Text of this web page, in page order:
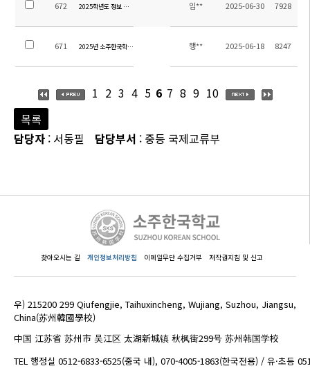
672 2025학년도 정보 시간강사 초빙 공고 임** 2025-06-30 7928
671 2025년 소주한국학교 고등학생 통학용 차량 구매를 위한 입찰 공고
행** 2025-06-18 8247
1 2 3 4 5 6 7 8 9 10
목록
담당자 : 서동필 담당부서 : 중등 국제교류부
찾아오시는 길 개인정보처리방침 이메일무단 수집거부 저작권지침 및 신고
우) 215200 299 Qiufengjie, Taihuxincheng, Wujiang, Suzhou, Jiangsu,
China(苏州韓國學校)
中国 江苏省 苏州市 吴江区 太湖新城镇 秋枫街299号 苏州韩国学校
TEL 행정실 0512-6833-6525(중국 내), 070-4005-1863(한국전용) / 유·초등